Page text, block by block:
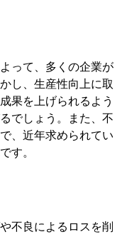
って、多くの企業が
し、生産性向上に取
果を上げられるよう
でしょう。また、不
、近年求められてい
す。
不良によるロスを削